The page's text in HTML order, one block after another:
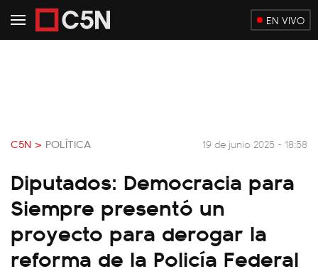
EN VIVO
C5N > POLÍTICA 19 de junio 2025 - 18:58
Diputados: Democracia para
Siempre presentó un
proyecto para derogar la
reforma de la Policía Federal